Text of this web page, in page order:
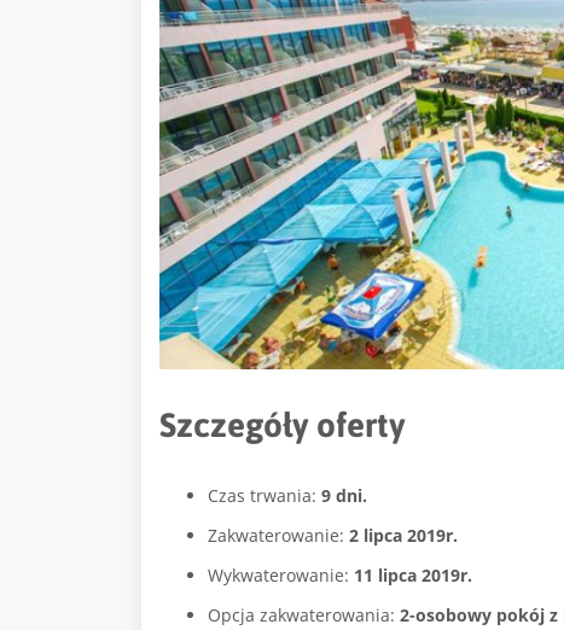
Szczegóły oferty
Czas trwania: 9 dni.
Zakwaterowanie: 2 lipca 2019r.
Wykwaterowanie: 11 lipca 2019r.
Opcja zakwaterowania: 2-osobowy pokój z